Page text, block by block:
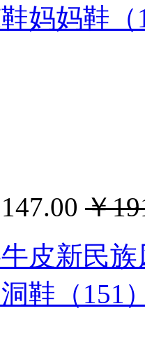
妈妈鞋（
￥
皮新民
鞋（151